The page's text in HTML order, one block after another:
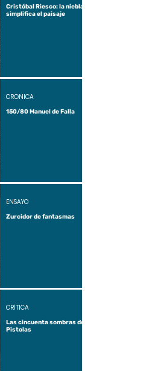
Cristóbal Riesco: la niebla
simplifica el paisaje
150/80 Manuel de Falla
CRÓNICA
Zurcidor de fantasmas
ENSAYO
Las cincuenta sombras de
Pistolas
CRÍTICA